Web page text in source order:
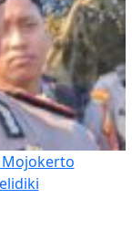
Mojokerto